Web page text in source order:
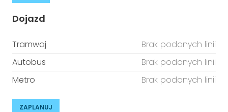
Dojazd
Tramwaj
Brak podanych linii
Autobus
Brak podanych linii
Metro
Brak podanych linii
ZAPLANUJ